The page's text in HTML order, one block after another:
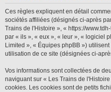
Ces règles expliquent en détail
sociétés affiliées (désignés ci-après
Trains de l'Histoire », « https://
par « ils », « eux », « leur », « logiciel
Limited », « Équipes phpBB »)
utilisation de ce site (désignées ci-
Vos informations sont collectées de
naviguant sur « Les Trains de
cookies. Les cookies sont de petits